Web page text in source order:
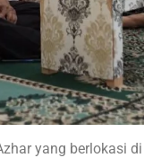
yang berlokasi